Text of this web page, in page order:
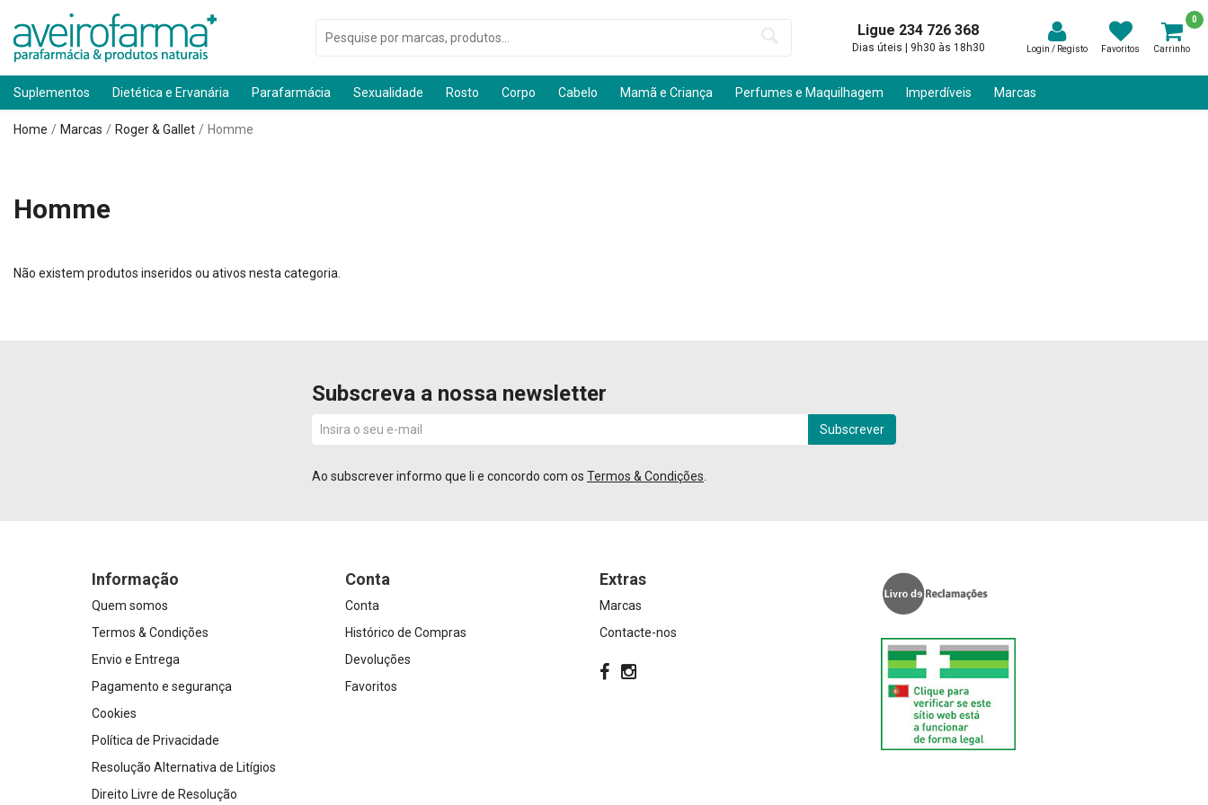
Ligue 234 726 368
Dias úteis | 9h30 às 18h30 Login / Registo Favoritos Carrinho
0
Suplementos Dietética e Ervanária Parafarmácia Sexualidade Rosto Corpo Cabelo Mamã e Criança Perfumes e Maquilhagem Imperdíveis Marcas
Home Marcas Roger & Gallet Homme
Homme
Não existem produtos inseridos ou ativos nesta categoria.
Subscreva a nossa newsletter
Subscrever
Ao subscrever informo que li e concordo com os Termos & Condições
Informação
Quem somos
Termos & Condições
Envio e Entrega
Pagamento e segurança
Cookies
Política de Privacidade
Resolução Alternativa de Litígios
Direito Livre de Resolução
Conta
Conta
Histórico de Compras
Devoluções
Favoritos
Extras
Marcas
Contacte-nos